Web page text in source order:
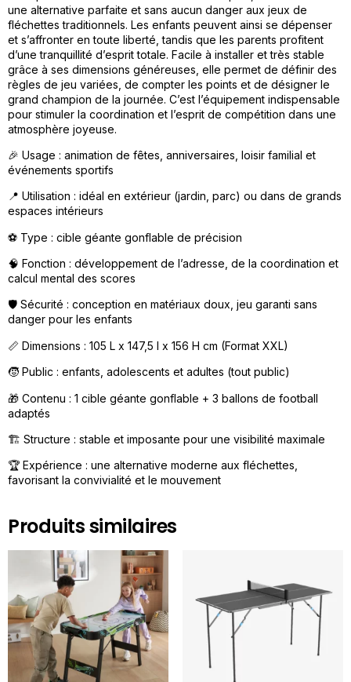
une alternative parfaite et sans aucun danger aux jeux de
fléchettes traditionnels. Les enfants peuvent ainsi se dépenser
et s’affronter en toute liberté, tandis que les parents profitent
d’une tranquillité d’esprit totale. Facile à installer et très stable
grâce à ses dimensions généreuses, elle permet de définir des
règles de jeu variées, de compter les points et de désigner le
grand champion de la journée. C’est l’équipement indispensable
pour stimuler la coordination et l’esprit de compétition dans une
atmosphère joyeuse.
🎉 Usage : animation de fêtes, anniversaires, loisir familial et
événements sportifs
📍 Utilisation : idéal en extérieur (jardin, parc) ou dans de grands
espaces intérieurs
⚽ Type : cible géante gonflable de précision
🧠 Fonction : développement de l’adresse, de la coordination et
calcul mental des scores
🛡️ Sécurité : conception en matériaux doux, jeu garanti sans
danger pour les enfants
📏 Dimensions : 105 L x 147,5 l x 156 H cm (Format XXL)
🧒 Public : enfants, adolescents et adultes (tout public)
🎁 Contenu : 1 cible géante gonflable + 3 ballons de football
adaptés
🏗️ Structure : stable et imposante pour une visibilité maximale
🏆 Expérience : une alternative moderne aux fléchettes,
favorisant la convivialité et le mouvement
Produits similaires